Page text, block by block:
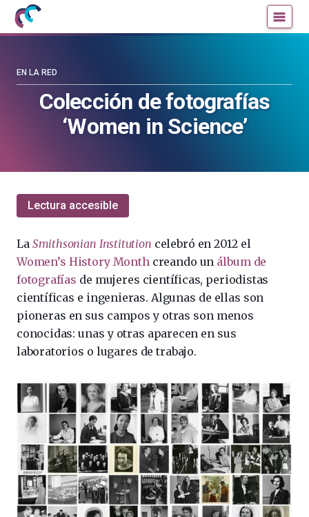
Mujeres
con
la
blog
la
Colección de fotografías
‘Women in Science’
EN LA RED
Lectura accesible
La Smithsonian Institution celebró en 2012 el
Women’s History Monthcreando un álbum de
fotografías de mujeres científicas, periodistas
científicas e ingenieras. Algunas de ellas son
pioneras en sus campos y otras son menos
conocidas: unas y otras aparecen en sus
laboratorios o lugares de trabajo.